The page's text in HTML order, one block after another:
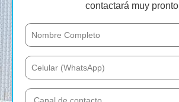
contactará muy